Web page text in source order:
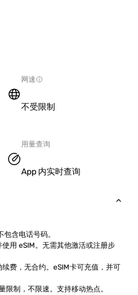
网速
不受限制
用量查询
App 内实时查询
含电话号码。
用 eSIM。无需其他激活或注册步
费，无合约。eSIM卡可充值，并可
制，不限速。支持移动热点。